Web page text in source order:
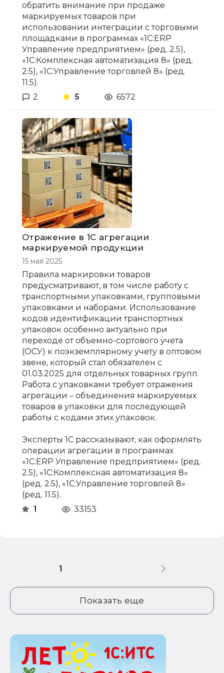
обратить внимание при продаже
маркируемых товаров при
использовании интеграции с торговыми
площадками в программах «1С:ERP
Управление предприятием» (ред. 2.5),
«1С:Комплексная автоматизация 8» (ред.
2.5), «1С:Управление торговлей 8» (ред.
11.5).
2
5 6572
Отражение в 1С агрегации
маркируемой продукции
15 мая 2025
Правила маркировки товаров
предусматривают, в том числе работу с
транспортными упаковками, групповыми
упаковками и наборами. Использование
кодов идентификации транспортных
упаковок особенно актуально при
переходе от объемно-сортового учета
(ОСУ) к поэкземплярному учету в оптовом
звене, который стал обязателен с
01.03.2025 для отдельных товарных групп.
Работа с упаковками требует отражения
агрегации – объединения маркируемых
товаров в упаковки для последующей
работы с кодами этих упаковок.
Эксперты 1С рассказывают, как оформлять
операции агрегации в программах
«1С:ERP Управление предприятием» (ред.
2.5), «1С:Комплексная автоматизация 8»
(ред. 2.5), «1С:Управление торговлей 8»
(ред. 11.5).
1
33153
Показать еще
1